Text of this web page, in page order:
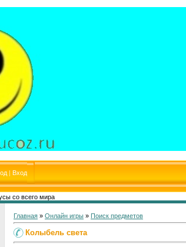
| Вход
со всего мира
Главная » Онлайн игры » Поиск предметов
Колыбель света